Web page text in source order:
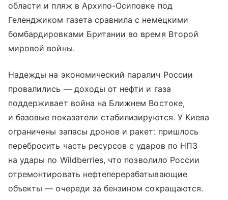
области и пляж в Архипо-Осиповке под
Геленджиком газета сравнила с немецкими
бомбардировками Британии во время Второй
мировой войны.
Надежды на экономический паралич России
провалились — доходы от нефти и газа
поддерживает война на Ближнем Востоке,
и базовые показатели стабилизируются. У Киева
ограничены запасы дронов и ракет: пришлось
перебросить часть ресурсов с ударов по НПЗ
на удары по Wildberries, что позволило России
отремонтировать нефтеперерабатывающие
объекты — очереди за бензином сокращаются.